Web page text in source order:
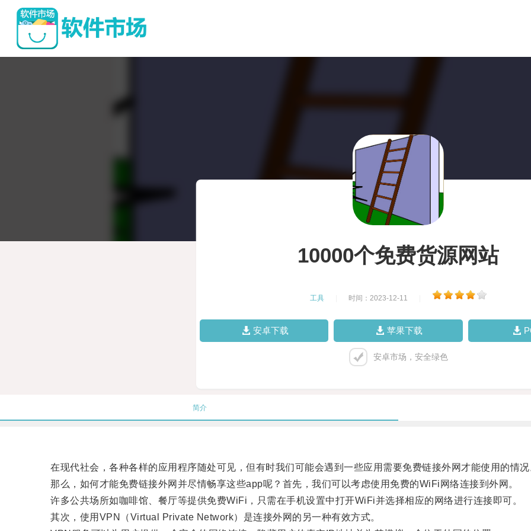
10000个免费货源网站
工具 时间：2023-12-11
安卓下载 苹果下载
安卓市场，安全绿色
简介
在现代社会，各种各样的应用程序随处可见，但有时我们可能会遇到一些应用需要免费链接外网才能使用的情况
那么，如何才能免费链接外网并尽情畅享这些app呢？首先，我们可以考虑使用免费的WiFi网络连接到外网。
许多公共场所如咖啡馆、餐厅等提供免费WiFi，只需在手机设置中打开WiFi并选择相应的网络进行连接即可。
其次，使用VPN（Virtual Private Network）是连接外网的另一种有效方式。